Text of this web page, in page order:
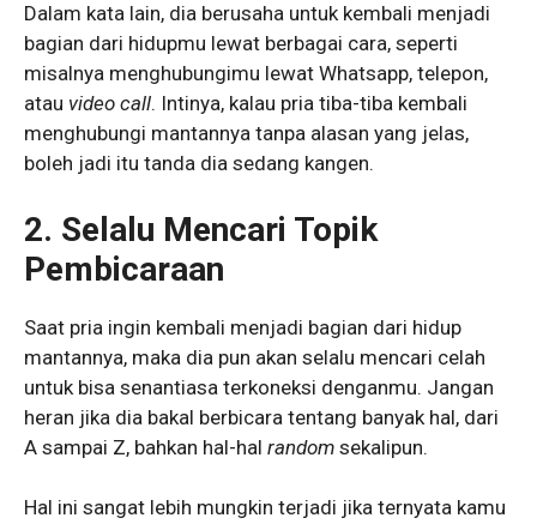
Dalam kata lain, dia berusaha untuk kembali menjadi
bagian dari hidupmu lewat berbagai cara, seperti
misalnya menghubungimu lewat Whatsapp, telepon,
atau video call. Intinya, kalau pria tiba-tiba kembali
menghubungi mantannya tanpa alasan yang jelas,
boleh jadi itu tanda dia sedang kangen.
2. Selalu Mencari Topik
Pembicaraan
Saat pria ingin kembali menjadi bagian dari hidup
mantannya, maka dia pun akan selalu mencari celah
untuk bisa senantiasa terkoneksi denganmu. Jangan
heran jika dia bakal berbicara tentang banyak hal, dari
A sampai Z, bahkan hal-hal random sekalipun.
Hal ini sangat lebih mungkin terjadi jika ternyata kamu